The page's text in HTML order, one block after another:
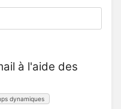
à l'aide des
dynamiques